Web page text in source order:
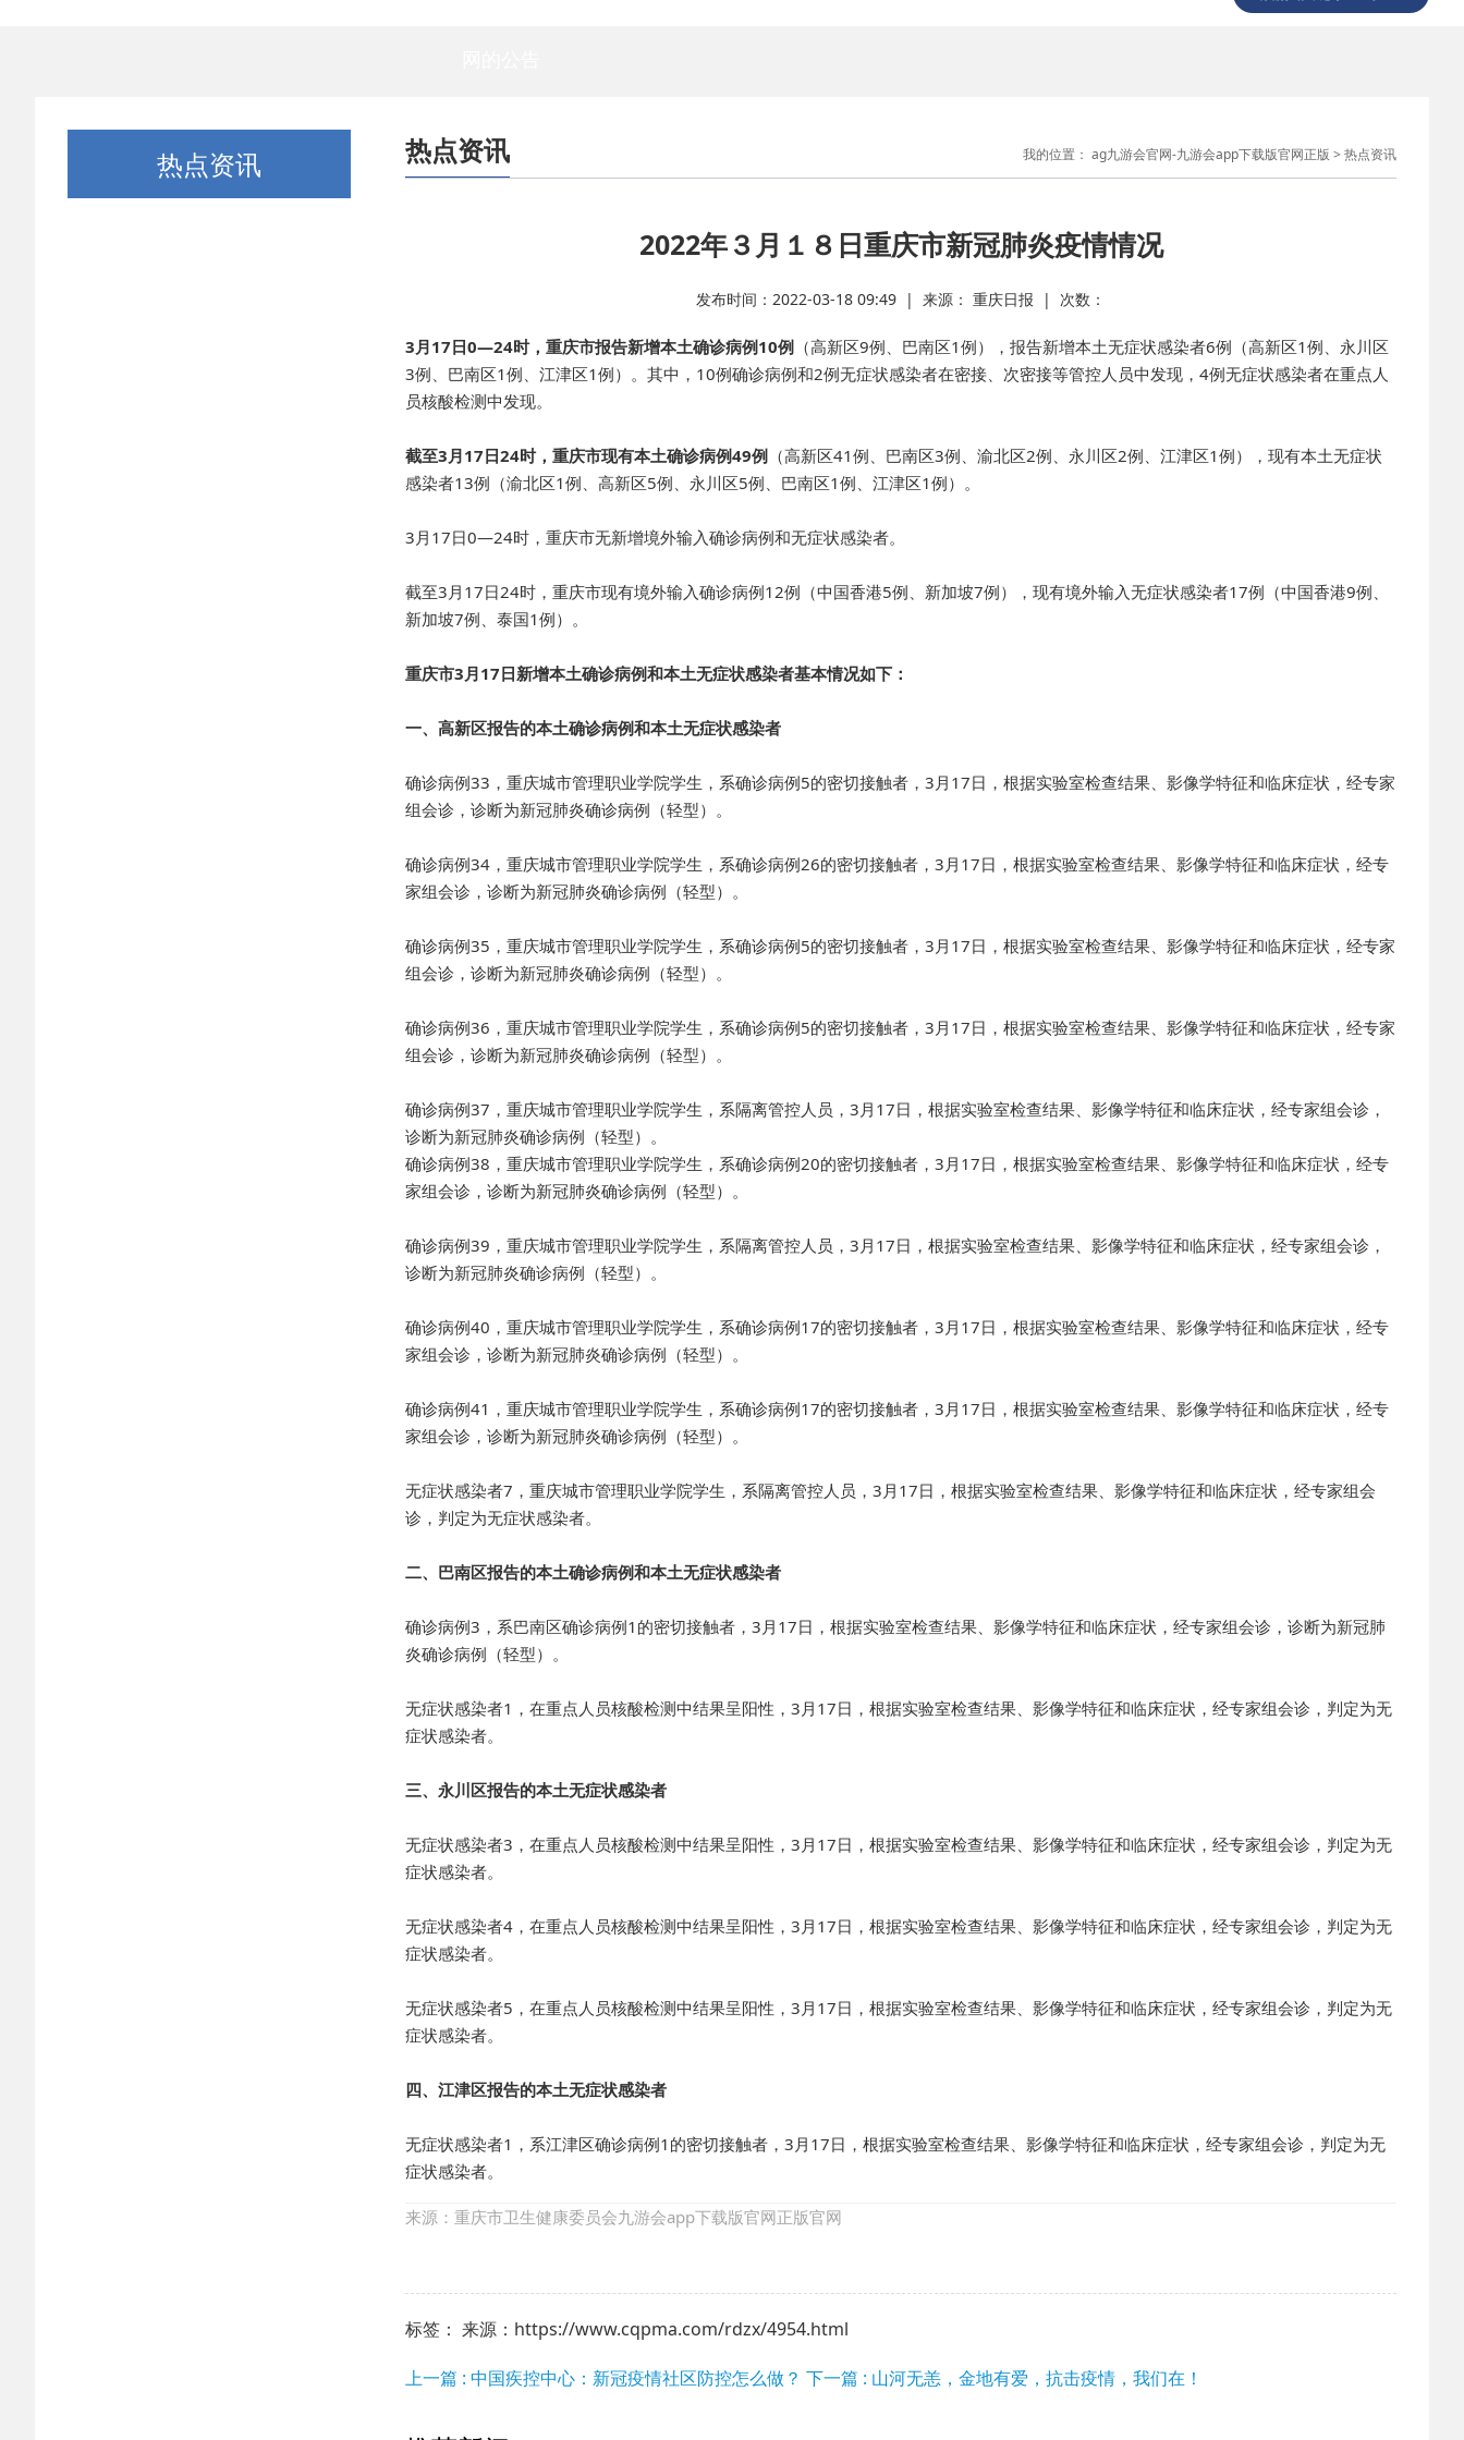
热点资讯 热点资讯 我的位置： ag九游会官网-九游会app下载版官网正版 > 热点资讯
2022年３月１８日重庆市新冠肺炎疫情情况
发布时间：2022-03-18 09:49 | 来源： 重庆日报 | 次数：
3月17日0—24时，重庆市报告新增本土确诊病例10例 （高新区9例、巴南区1例），报告新增本土无症状感染者6例（高新区1例、永川区
3例、巴南区1例、江津区1例）。其中，10例确诊病例和2例无症状感染者在密接、次密接等管控人员中发现，4例无症状感染者在重点人
员核酸检测中发现。
截至3月17日24时，重庆市现有本土确诊病例49例 （高新区41例、巴南区3例、渝北区2例、永川区2例、江津区1例），现有本土无症状
感染者13例（渝北区1例、高新区5例、永川区5例、巴南区1例、江津区1例）。
3月17日0—24时，重庆市无新增境外输入确诊病例和无症状感染者。
截至3月17日24时，重庆市现有境外输入确诊病例12例（中国香港5例、新加坡7例），现有境外输入无症状感染者17例（中国香港9例、
新加坡7例、泰国1例）。
重庆市3月17日新增本土确诊病例和本土无症状感染者基本情况如下：
一、高新区报告的本土确诊病例和本土无症状感染者
确诊病例33，重庆城市管理职业学院学生，系确诊病例5的密切接触者，3月17日，根据实验室检查结果、影像学特征和临床症状，经专家
组会诊，诊断为新冠肺炎确诊病例（轻型）。
确诊病例34，重庆城市管理职业学院学生，系确诊病例26的密切接触者，3月17日，根据实验室检查结果、影像学特征和临床症状，经专
家组会诊，诊断为新冠肺炎确诊病例（轻型）。
确诊病例35，重庆城市管理职业学院学生，系确诊病例5的密切接触者，3月17日，根据实验室检查结果、影像学特征和临床症状，经专家
组会诊，诊断为新冠肺炎确诊病例（轻型）。
确诊病例36，重庆城市管理职业学院学生，系确诊病例5的密切接触者，3月17日，根据实验室检查结果、影像学特征和临床症状，经专家
组会诊，诊断为新冠肺炎确诊病例（轻型）。
确诊病例37，重庆城市管理职业学院学生，系隔离管控人员，3月17日，根据实验室检查结果、影像学特征和临床症状，经专家组会诊，
诊断为新冠肺炎确诊病例（轻型）。
确诊病例38，重庆城市管理职业学院学生，系确诊病例20的密切接触者，3月17日，根据实验室检查结果、影像学特征和临床症状，经专
家组会诊，诊断为新冠肺炎确诊病例（轻型）。
确诊病例39，重庆城市管理职业学院学生，系隔离管控人员，3月17日，根据实验室检查结果、影像学特征和临床症状，经专家组会诊，
诊断为新冠肺炎确诊病例（轻型）。
确诊病例40，重庆城市管理职业学院学生，系确诊病例17的密切接触者，3月17日，根据实验室检查结果、影像学特征和临床症状，经专
家组会诊，诊断为新冠肺炎确诊病例（轻型）。
确诊病例41，重庆城市管理职业学院学生，系确诊病例17的密切接触者，3月17日，根据实验室检查结果、影像学特征和临床症状，经专
家组会诊，诊断为新冠肺炎确诊病例（轻型）。
无症状感染者7，重庆城市管理职业学院学生，系隔离管控人员，3月17日，根据实验室检查结果、影像学特征和临床症状，经专家组会
诊，判定为无症状感染者。
二、巴南区报告的本土确诊病例和本土无症状感染者
确诊病例3，系巴南区确诊病例1的密切接触者，3月17日，根据实验室检查结果、影像学特征和临床症状，经专家组会诊，诊断为新冠肺
炎确诊病例（轻型）。
无症状感染者1，在重点人员核酸检测中结果呈阳性，3月17日，根据实验室检查结果、影像学特征和临床症状，经专家组会诊，判定为无
症状感染者。
三、永川区报告的本土无症状感染者
无症状感染者3，在重点人员核酸检测中结果呈阳性，3月17日，根据实验室检查结果、影像学特征和临床症状，经专家组会诊，判定为无
症状感染者。
无症状感染者4，在重点人员核酸检测中结果呈阳性，3月17日，根据实验室检查结果、影像学特征和临床症状，经专家组会诊，判定为无
症状感染者。
无症状感染者5，在重点人员核酸检测中结果呈阳性，3月17日，根据实验室检查结果、影像学特征和临床症状，经专家组会诊，判定为无
症状感染者。
四、江津区报告的本土无症状感染者
无症状感染者1，系江津区确诊病例1的密切接触者，3月17日，根据实验室检查结果、影像学特征和临床症状，经专家组会诊，判定为无
症状感染者。
来源：重庆市卫生健康委员会九游会app下载版官网正版官网
标签： 来源：https://www.cqpma.com/rdzx/4954.html
上一篇 : 中国疾控中心：新冠疫情社区防控怎么做？ 下一篇 : 山河无恙，金地有爱，抗击疫情，我们在！